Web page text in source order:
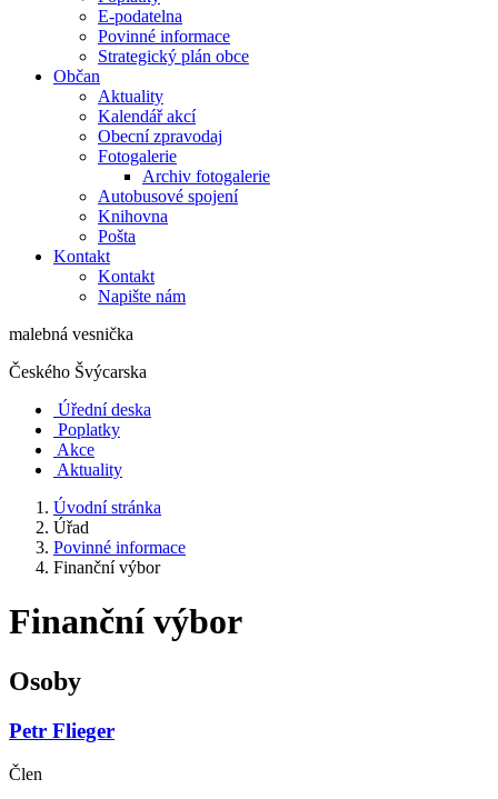
E-podatelna
Povinné informace
Strategický plán obce
Občan
Aktuality
Kalendář akcí
Obecní zpravodaj
Fotogalerie
Archiv fotogalerie
Autobusové spojení
Knihovna
Pošta
Kontakt
Kontakt
Napište nám
malebná vesnička
Českého Švýcarska
Úřední deska
Poplatky
Akce
Aktuality
Úvodní stránka
Úřad
Povinné informace
Finanční výbor
Finanční výbor
Osoby
Petr Flieger
Člen